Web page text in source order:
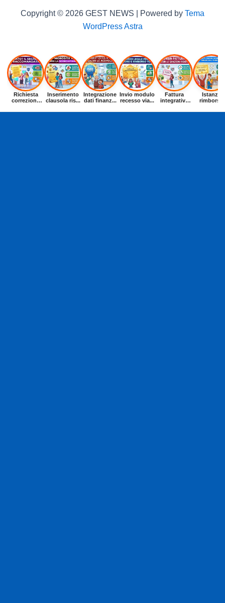
Copyright © 2026 GEST NEWS | Powered by Tema
WordPress Astra
Richiesta
correzione
Inserimento
clausola ris...
Integrazione
dati finanz...
Invio modulo
recesso via...
Fattura
integrativa
Istanza
rimborso